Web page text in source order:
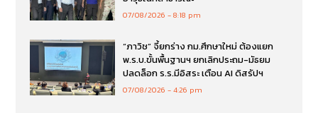
07/08/2026 8:18 pm
“ภาวิช” จี้ยกร่าง กม.ศึกษาใหม่ ต้องแยก
พ.ร.บ.ขั้นพื้นฐานฯ ยกเลิกประถม-มัธยม
ปลดล็อก ร.ร.มีอิสระ เตือน AI ดิสรัปฯ
07/08/2026 4:26 pm